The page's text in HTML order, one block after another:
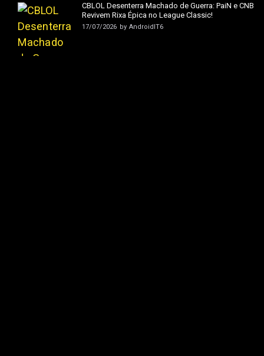
CBLOL Desenterra Machado de Guerra: PaiN e CNB
Revivem Rixa Épica no League Classic!
17/07/2026 by AndroidIT6